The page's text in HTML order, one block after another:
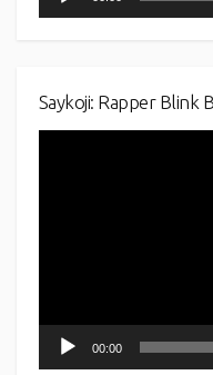
Saykoji: Rapper Blink
00:00